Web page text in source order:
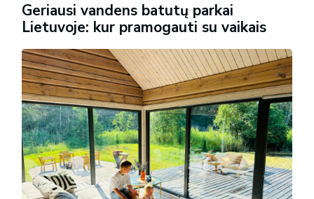
Geriausi vandens batutų parkai
Lietuvoje: kur pramogauti su vaikais